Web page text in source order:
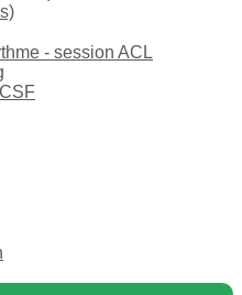
- session ACL